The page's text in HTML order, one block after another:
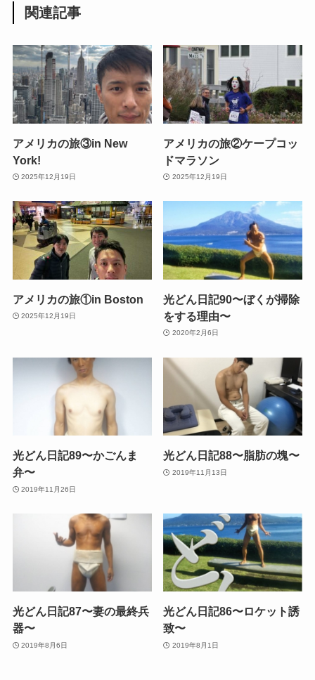
関連記事
アメリカの旅③in New
York!
2025年12月19日
アメリカの旅②ケープコッ
ドマラソン
2025年12月19日
アメリカの旅①in Boston
2025年12月19日
光どん日記90〜ぼくが掃除
をする理由〜
2020年2月6日
光どん日記89〜かごんま
弁〜
2019年11月26日
光どん日記88〜脂肪の塊〜
2019年11月13日
光どん日記87〜妻の最終兵
器〜
2019年8月6日
光どん日記86〜ロケット誘
致〜
2019年8月1日